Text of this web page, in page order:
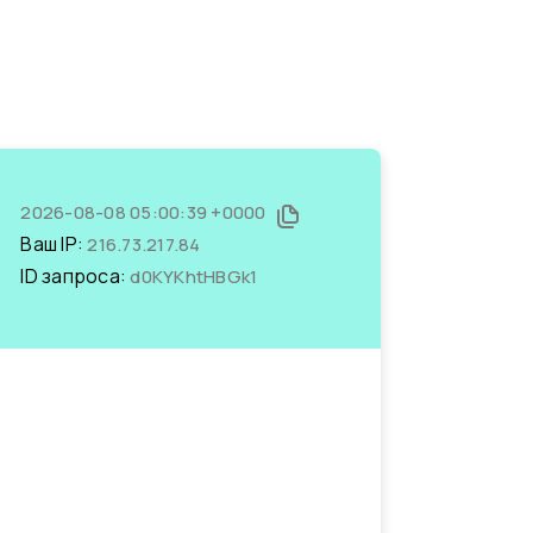
2026-08-08 05:00:39 +0000
Ваш IP:216.73.217.84
ID запроса:d0KYKhtHBGk1